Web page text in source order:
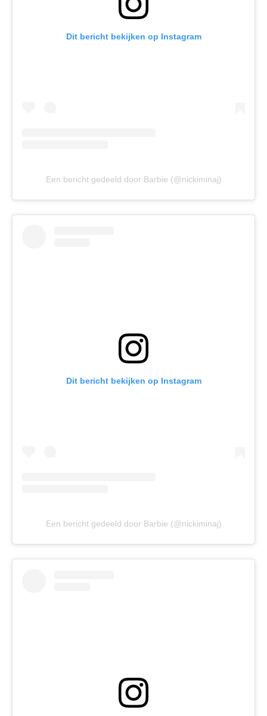
Dit bericht bekijken op Instagram
Een bericht gedeeld door Barbie (@nickiminaj)
Dit bericht bekijken op Instagram
Een bericht gedeeld door Barbie (@nickiminaj)